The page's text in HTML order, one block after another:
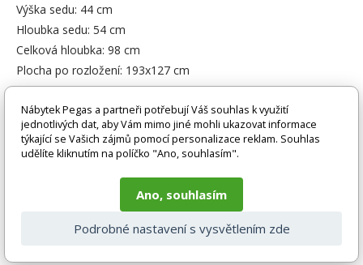
Výška sedu: 44 cm
Hloubka sedu: 54 cm
Celková hloubka: 98 cm
Plocha po rozložení: 193x127 cm
Rozměry křesla:
Celková hloubka: 88 cm
Celková šířka: 74 cm
Celková výška: 100 cm
Výška nožiček: 5 cm
Nábytek Pegas a partneři potřebují Váš souhlas k využití
jednotlivých dat, aby Vám mimo jiné mohli ukazovat informace
týkající se Vašich zájmů pomocí personalizace reklam. Souhlas
udělíte kliknutím na políčko "Ano, souhlasím".
Ano, souhlasím
Podrobné nastavení s vysvětlením zde